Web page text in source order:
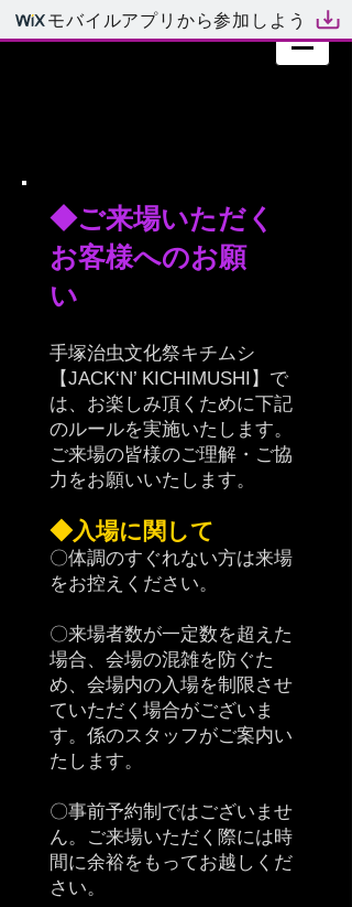
モバイルアプリから参加しよう
◆ご来場いただく
お客様へのお願
い
手塚治虫文化祭キチムシ
【JACK‘N’ KICHIMUSHI】で
は、お楽しみ頂くために下記
のルールを実施いたします。
ご来場の皆様のご理解・ご協
力をお願いいたします。
◆入場に関して
〇体調のすぐれない方は来場
をお控えください。
〇来場者数が一定数を超えた
場合、会場の混雑を防ぐた
め、会場内の入場を制限させ
ていただく場合がございま
す。係のスタッフがご案内い
たします。
〇事前予約制ではございませ
ん。ご来場いただく際には時
間に余裕をもってお越しくだ
さい。